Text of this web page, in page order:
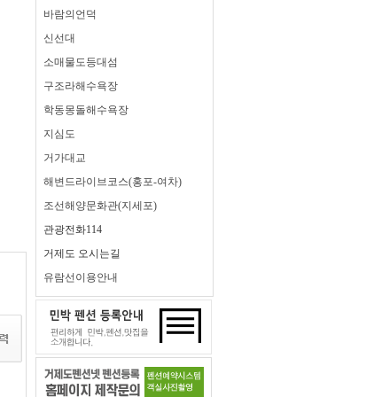
바람의언덕
신선대
소매물도등대섬
구조라해수욕장
학동몽돌해수욕장
지심도
거가대교
해변드라이브코스(홍포-여차)
조선해양문화관(지세포)
관광전화114
거제도 오시는길
유람선이용안내